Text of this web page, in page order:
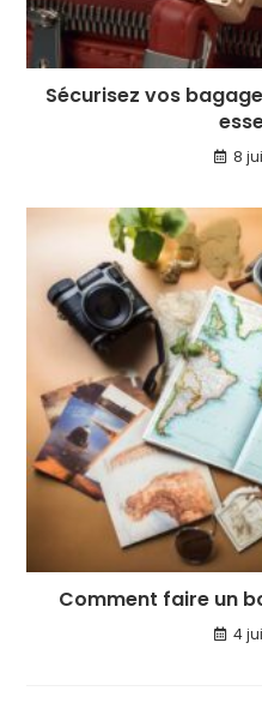
Sécurisez vos
8
Comment faire un
4